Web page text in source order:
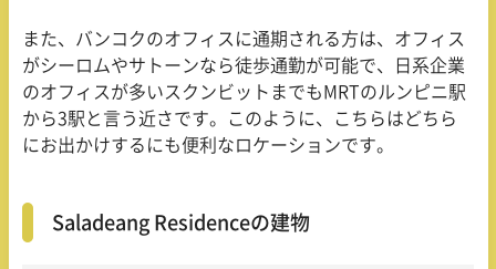
また、バンコクのオフィスに通期される方は、オフィス
がシーロムやサトーンなら徒歩通勤が可能で、日系企業
のオフィスが多いスクンビットまでも MRTのルンピニ駅
から3駅と言う近さです。このように、こちらはどちら
にお出かけするにも便利なロケーションです。
Saladeang Residenceの建物